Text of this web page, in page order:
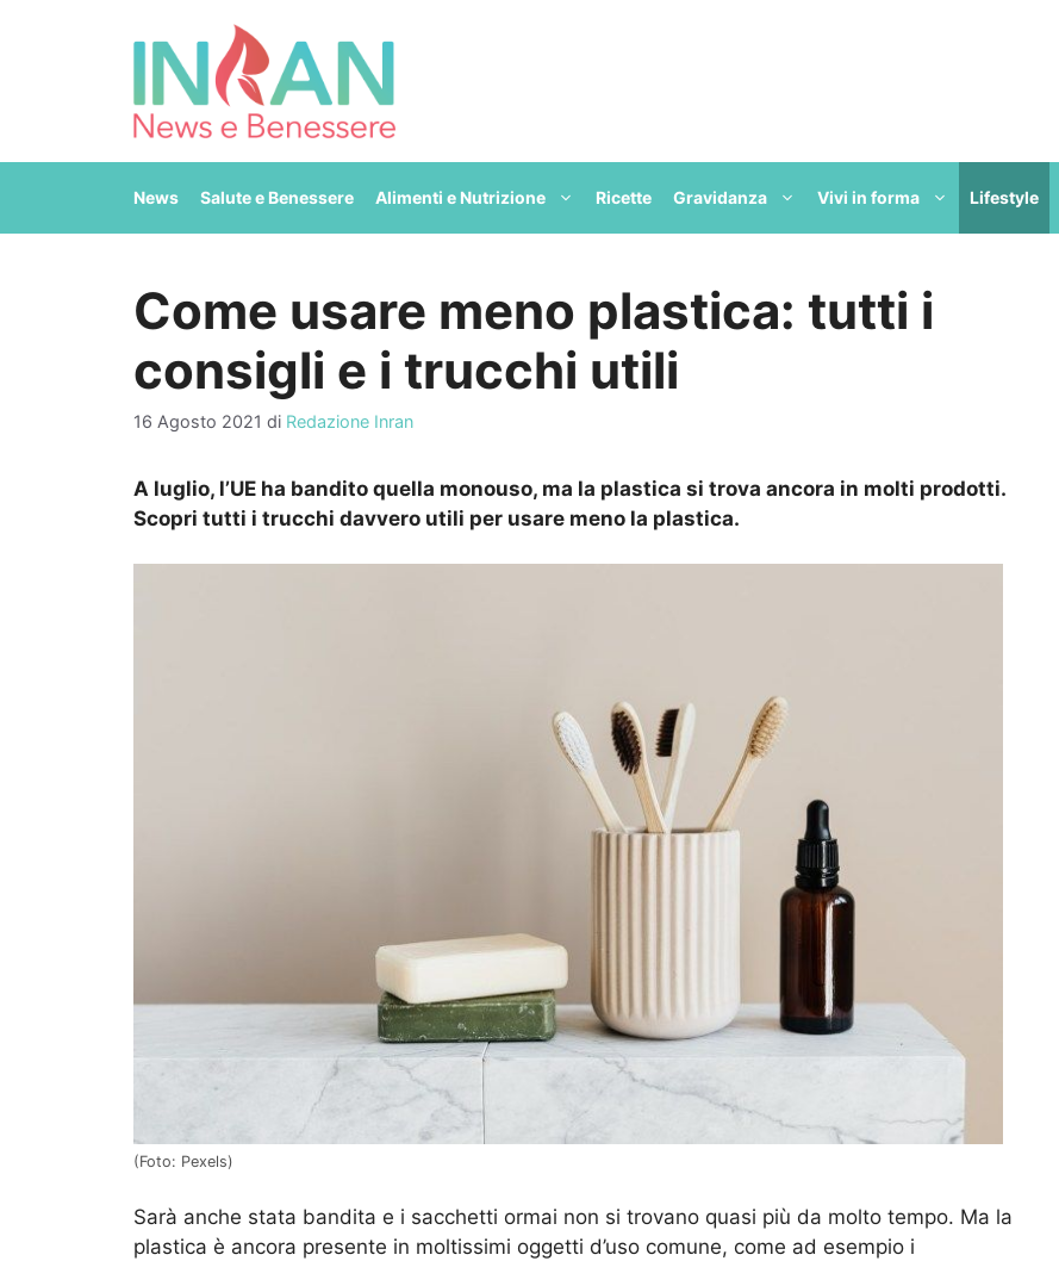
News Salute e Benessere Alimenti e Nutrizione Ricette Gravidanza Vivi in forma Lifestyle
Come usare meno plastica: tutti i
consigli e i trucchi utili
16 Agosto 2021 di Redazione Inran
A luglio, l’UE ha bandito quella monouso, ma la plastica si trova ancora in molti prodotti.
Scopri tutti i trucchi davvero utili per usare meno la plastica.
(Foto: Pexels)
Sarà anche stata bandita e i sacchetti ormai non si trovano quasi più da molto tempo. Ma la
plastica è ancora presente in moltissimi oggetti d’uso comune, come ad esempio i